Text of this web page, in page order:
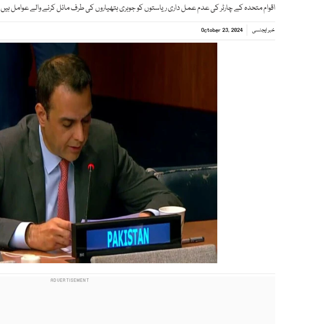
اقوام متحدہ کے چارٹر کی عدم عمل داری ریاستوں کو جوہری ہتھیاروں کی طرف مائل کرنے والے عوامل ہیں
خبر ایجنسی October 23, 2024